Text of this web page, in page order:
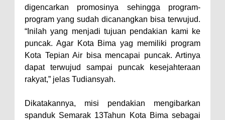
Percepatan Bantuan BSPS
Wakil Wali Kota Bima
Konsultasikan Usulan Inpres
Jalan Daerah 2026 dan
Persiapan DAK 2027 ke BPJN
NTB
dan Penguatan Kolaborasi
digencarkan promosinya sehingga program-
program yang sudah dicanangkan bisa terwujud.
“Inilah yang menjadi tujuan pendakian kami ke
puncak. Agar Kota Bima yag memiliki program
Kota Tepian Air bisa mencapai puncak. Artinya
dapat terwujud sampai puncak kesejahteraan
rakyat,” jelas Tudiansyah.
Dikatakannya, misi pendakian mengibarkan
spanduk Semarak 13Tahun Kota Bima sebagai